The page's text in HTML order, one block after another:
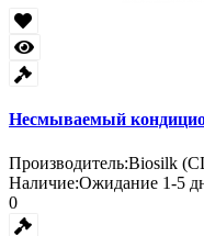
Несмываемый
Производитель:Biosilk
Наличие:Ожидание 1-5
0